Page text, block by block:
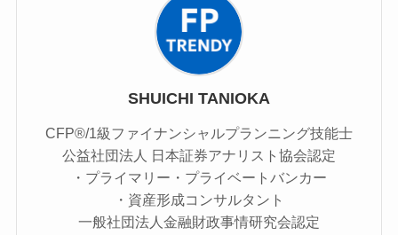
SHUICHI TANIOKA
CFP®/1級ファイナンシャルプランニング技能士
公益社団法人 日本証券アナリスト協会認定
・プライマリー・プライベートバンカー
・資産形成コンサルタント
一般社団法人金融財政事情研究会認定